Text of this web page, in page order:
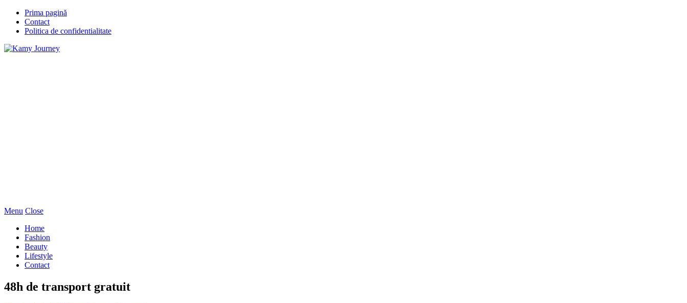
Prima pagină
Contact
Politica de confidentialitate
Menu Close
Home
Fashion
Beauty
Lifestyle
Contact
48h de transport gratuit